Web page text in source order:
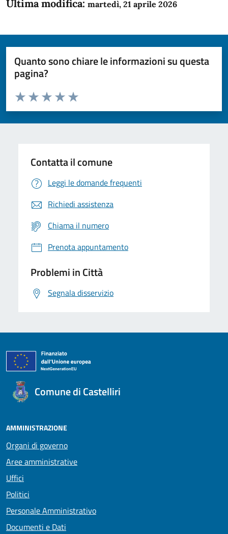
Ultima modifica: martedì, 21 aprile 2026
Quanto sono chiare le informazioni su questa
pagina?
Domanda
Valuta da 1 a 5 stelle la pagina
Valuta 5 stelle su 5
Valuta 4 stelle su 5
Valuta 3 stelle su 5
Valuta 2 stelle su 5
Valuta 1 stelle su 5
Contatta il comune
Leggi le domande frequenti
Richiedi assistenza
Chiama il numero
Prenota appuntamento
Problemi in Città
Segnala disservizio
Comune di Castelliri
AMMINISTRAZIONE
Organi di governo
Aree amministrative
Uffici
Politici
Personale Amministrativo
Documenti e Dati